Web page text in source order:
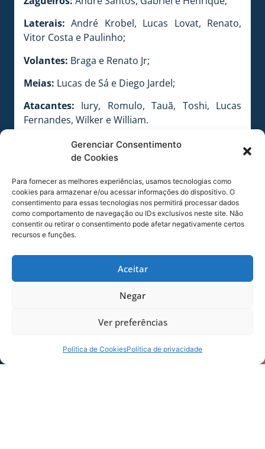
Gerenciar Consentimento
de Cookies
Para fornecer as melhores experiências, usamos tecnologias como
cookies para armazenar e/ou acessar informações do dispositivo. O
consentimento para essas tecnologias nos permitirá processar dados
como comportamento de navegação ou IDs exclusivos neste site. Não
consentir ou retirar o consentimento pode afetar negativamente certos
recursos e funções.
Aceitar
Negar
Ver preferências
Politica de CookiesPolítica de privacidade
Laterais: André Krobel, Lucas Lovat, Renato,
Vitor Costa e Paulinho;
Volantes: Braga e Renato Jr;
Meias: Lucas de Sá e Diego Jardel;
Atacantes: Iury, Romulo, Tauã, Toshi, Lucas
Fernandes, Wilker e William.
Confira o áudio da coletiva de Raul Cabral:
de
áudio